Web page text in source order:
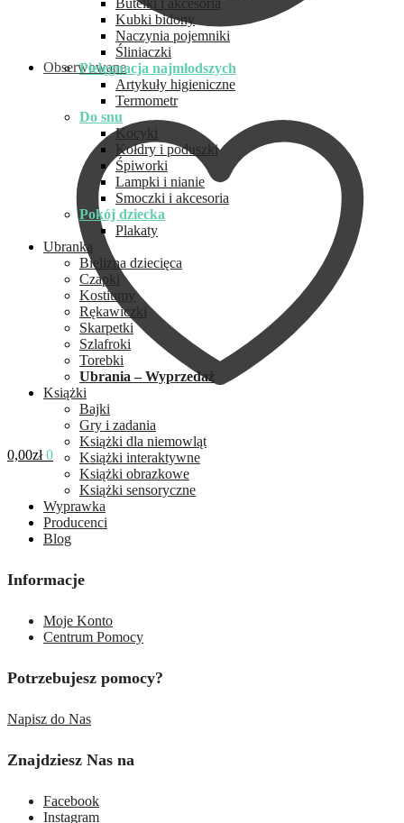
Obserwowane
0,00zł 0
Butelki i akcesoria
Kubki bidony
Naczynia pojemniki
Śliniaczki
Pielęgnacja najmłodszych
Artykuły higieniczne
Termometr
Do snu
Kocyki
Kołdry i poduszki
Śpiworki
Lampki i nianie
Smoczki i akcesoria
Pokój dziecka
Plakaty
Ubranka
Bielizna dziecięca
Czapki
Kostiumy
Rękawiczki
Skarpetki
Szlafroki
Torebki
Ubrania – Wyprzedaż
Książki
Bajki
Gry i zadania
Książki dla niemowląt
Książki interaktywne
Książki obrazkowe
Książki sensoryczne
Wyprawka
Producenci
Blog
Informacje
Moje Konto
Centrum Pomocy
Potrzebujesz pomocy?
Napisz do Nas
Znajdziesz Nas na
Facebook
Instagram